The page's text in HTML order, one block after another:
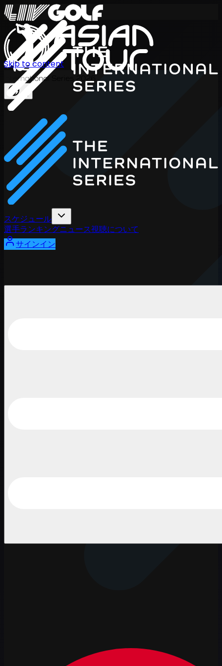
International Series 2026
スケジュール
選手ランキングニュース視聴について
サインイン
Skip to content